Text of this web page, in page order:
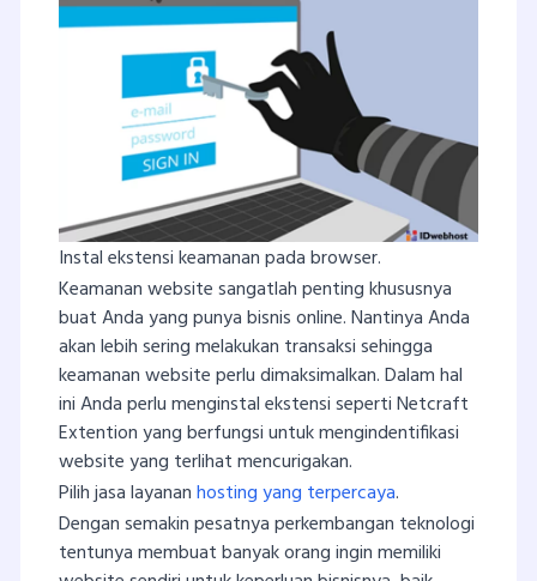
Instal ekstensi keamanan pada browser.
Keamanan website sangatlah penting khususnya
buat Anda yang punya bisnis online. Nantinya Anda
akan lebih sering melakukan transaksi sehingga
keamanan website perlu dimaksimalkan. Dalam hal
ini Anda perlu menginstal ekstensi seperti Netcraft
Extention yang berfungsi untuk mengindentifikasi
website yang terlihat mencurigakan.
Pilih jasa layananhosting yang terpercaya.
Dengan semakin pesatnya perkembangan teknologi
tentunya membuat banyak orang ingin memiliki